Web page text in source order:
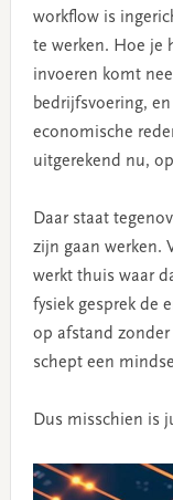
workflow is
te werken. Hoe je
invoeren komt
bedrijfsvoering,
economische
uitgerekend nu,
Daar staat
zijn gaan werken.
werkt thuis waar
fysiek gesprek de
op afstand
schept een
Dus misschien is